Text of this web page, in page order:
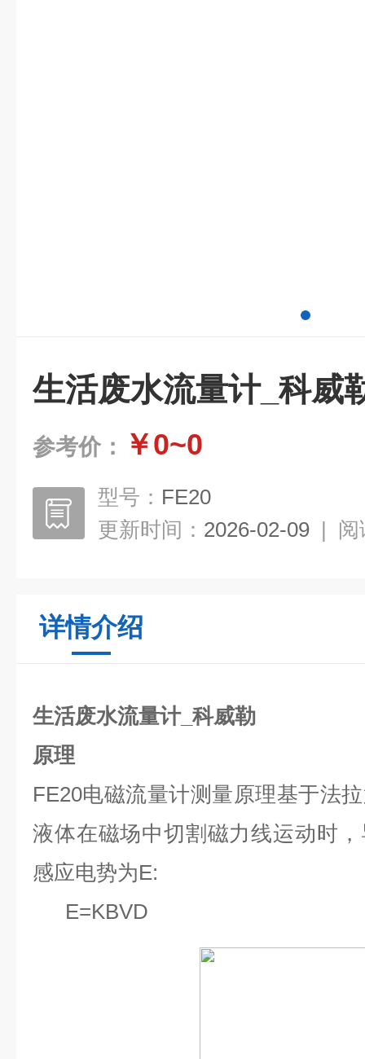
生活废水流量计_科威
参考价： ￥0~0
型号： FE20
更新时间： 2026-02-09 | 阅
详情介绍
生活废水流量计_科威勒
原理
FE20电磁流量计测量原理基于法
液体在磁场中切割磁力线运动时
感应电势为E:
E=KBVD